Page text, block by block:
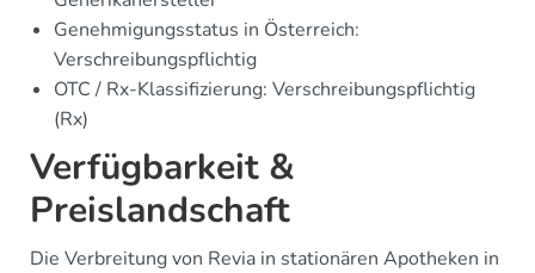
Genehmigungsstatus in Österreich:
Verschreibungspflichtig
OTC / Rx-Klassifizierung: Verschreibungspflichtig
(Rx)
Verfügbarkeit &
Preislandschaft
Die Verbreitung von Revia in stationären Apotheken in